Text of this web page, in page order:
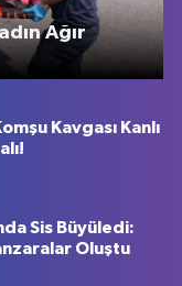
Ağır
Kavgası Kanlı
Sis Büyüledi:
Oluştu